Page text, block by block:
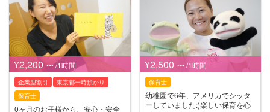
¥2,200 〜 /1時間
企業型割引
東京都一時預かり
保育士
0ヶ月のお子様から、安心・安全
¥2,500 〜 /1時間
保育士
幼稚園で6年、アメリカでシッタ
ーしていました:)楽しい保育を心